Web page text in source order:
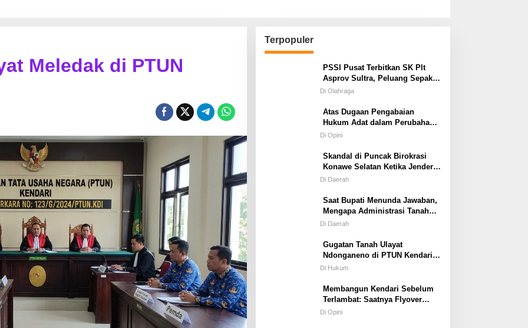
Meledak di PTUN
Terpopuler
PSSI Pusat Terbitkan SK Plt
Asprov Sultra, Peluang Sepak
Bola dan Futsal Tampil di
Di Olahraga
Atas Dugaan Pengabaian
Hukum Adat dalam Perubahan
Simbol Mahar Perkawinan Adat
Di Opini
Skandal di Puncak Birokrasi
Konawe Selatan Ketika Jenderal
Di Daerah
Saat Bupati Menunda Jawaban,
Mengapa Administrasi Tanah
Tetap Berjalan?
Di Daerah
Gugatan Tanah Ulayat
Ndonganeno di PTUN Kendari;
Saat Negara Diuji Menghormati
Di Hukum
Membangun Kendari Sebelum
Terlambat: Saatnya Flyover
Menjadi Agenda Strategis Kota
Di Opini